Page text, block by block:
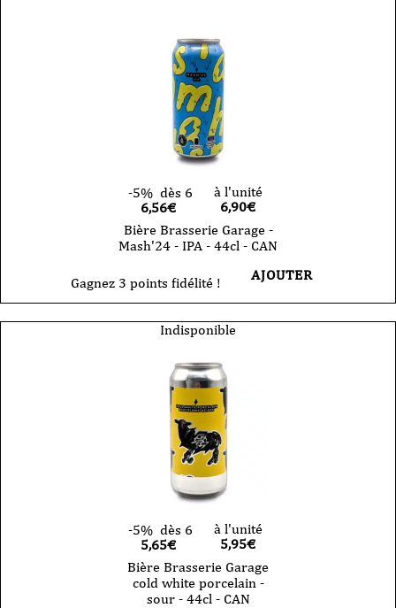
-5% dès 6
6,56€
à l'unité
6,90€
Bière Brasserie Garage -
Mash'24 - IPA - 44cl - CAN
Gagnez 3 points fidélité ! AJOUTER
Indisponible
-5% dès 6
5,65€
à l'unité
5,95€
Bière Brasserie Garage
cold white porcelain -
sour - 44cl - CAN